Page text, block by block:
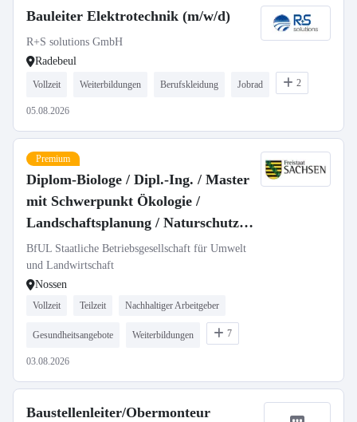
Bauleiter Elektrotechnik (m/w/d)
R+S solutions GmbH
Radebeul
Vollzeit Weiterbildungen Berufskleidung Jobrad 2
05.08.2026
Premium
Diplom-Biologe / Dipl.-Ing. / Master
mit Schwerpunkt Ökologie /
Landschaftsplanung / Naturschutz
(m/w/d) als Fachbereichsleitung
Messnetz Naturschutz in Vollzeit /
Teilzeit
BfUL Staatliche Betriebsgesellschaft für Umwelt
und Landwirtschaft
Nossen
Vollzeit Teilzeit Nachhaltiger Arbeitgeber
Gesundheitsangebote Weiterbildungen 7
03.08.2026
Baustellenleiter/Obermonteur